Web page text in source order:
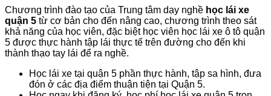
Chương trình đào tạo của Trung tâm dạy nghề học lái xe
quận 5 từ cơ bản cho đến nâng cao, chương trình theo sát
khả năng của học viên, đặc biệt học viên học lái xe ô tô quận
5 được thực hành tập lái thực tế trên đường cho đến khi
thành thạo tay lái để ra nghề.
Học lái xe tại quận 5 phần thực hành, tập sa hình, đưa
đón ở các địa điểm thuận tiện tại Quận 5.